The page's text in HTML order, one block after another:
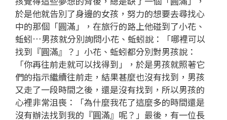
於是他就告別了身邊的女孩，努力的想要去尋找心
中的那個「圓滿」，在旅行的路上他碰到了小花、
蚯蚓…男孩就分別詢問小花、蚯蚓說：「哪裡可以
找到『圓滿』？」小花、蚯蚓都分別對男孩說：
「你再往前走就可以找得到」，於是男孩就照著它
們的指示繼續往前走，結果甚麼也沒有找到，男孩
又走了一段時間之後，還是沒有找到，所以男孩的
心裡非常沮喪：「為什麼我花了這麼多的時間還是
沒有辦法找到我的『圓滿』呢？」最後，有一位長